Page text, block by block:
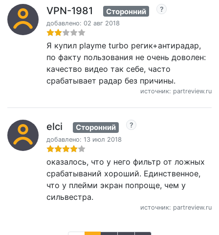
VPN-1981 Сторонний
добавлено: 02 авг 2018
Я купил playme turbo регик+антирадар,
по факту пользования не очень доволен:
качество видео так себе, часто
срабатывает радар без причины.
источник: partreview.ru
elci Сторонний
добавлено: 13 июл 2018
оказалось, что у него фильтр от ложных
срабатываний хороший. Единственное,
что у плейми экран попроще, чем у
сильвестра.
источник: partreview.ru